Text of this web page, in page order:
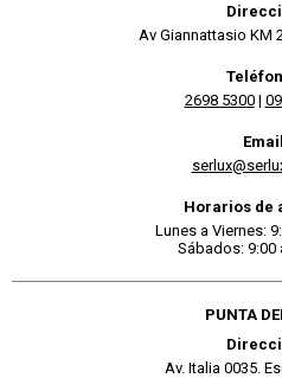
Av Giannattasio KM
2698 5300|
Horarios de
Lunes a Viernes:
Sábados: 9:00
PUNTA
Av. Italia 0035.